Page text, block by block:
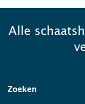
Alle
Zoeken